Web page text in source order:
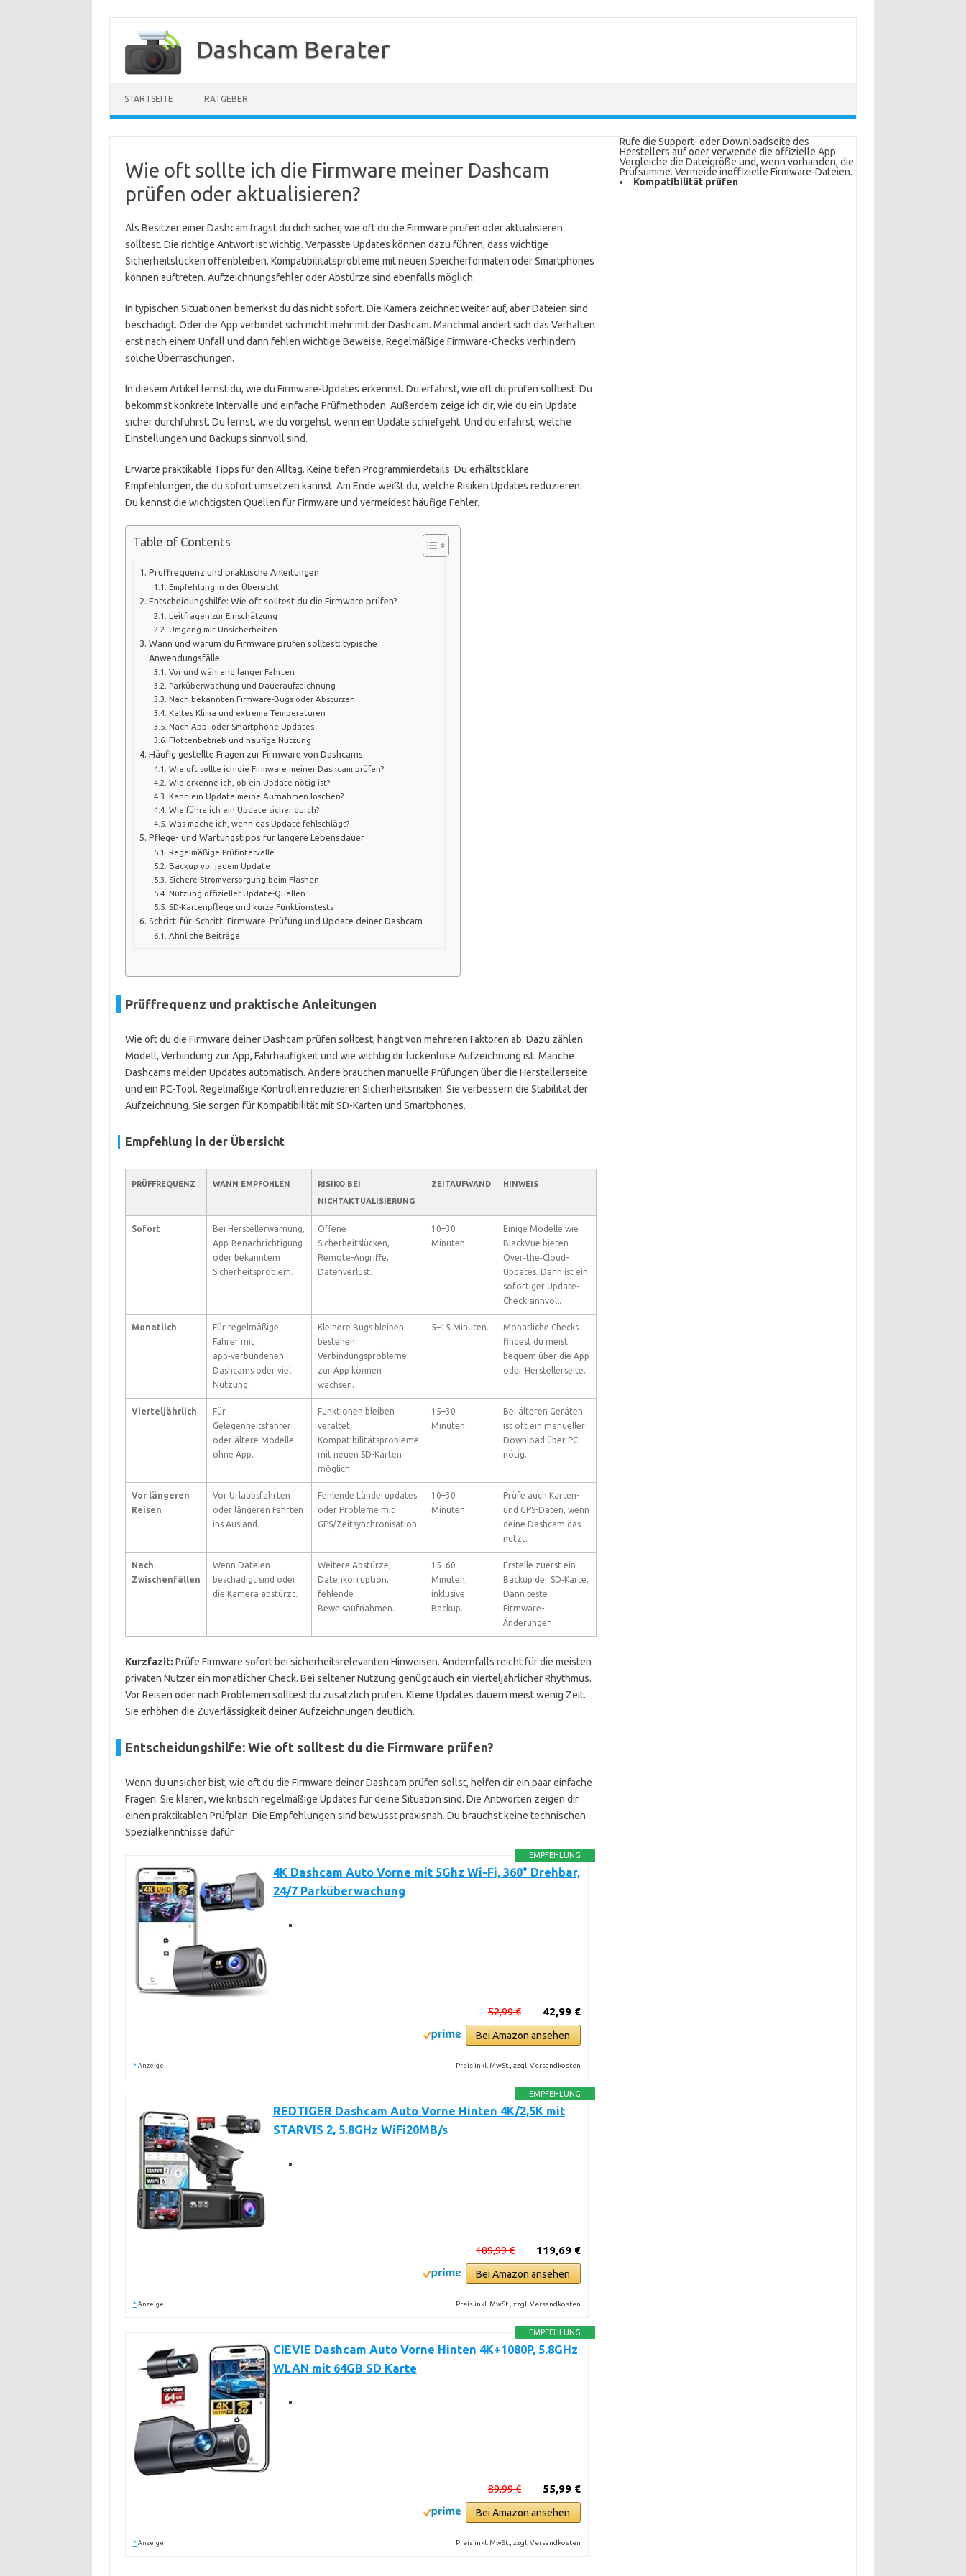
springen
Dashcam Berater
STARTSEITE RATGEBER
Wie oft sollte ich die Firmware meiner Dashcam
prüfen oder aktualisieren?
Als Besitzer einer Dashcam fragst du dich sicher, wie oft du die Firmware prüfen oder aktualisieren
solltest. Die richtige Antwort ist wichtig. Verpasste Updates können dazu führen, dass wichtige
Sicherheitslücken offenbleiben. Kompatibilitätsprobleme mit neuen Speicherformaten oder Smartphones
können auftreten. Aufzeichnungsfehler oder Abstürze sind ebenfalls möglich.
In typischen Situationen bemerkst du das nicht sofort. Die Kamera zeichnet weiter auf, aber Dateien sind
beschädigt. Oder die App verbindet sich nicht mehr mit der Dashcam. Manchmal ändert sich das Verhalten
erst nach einem Unfall und dann fehlen wichtige Beweise. Regelmäßige Firmware-Checks verhindern
solche Überraschungen.
In diesem Artikel lernst du, wie du Firmware-Updates erkennst. Du erfährst, wie oft du prüfen solltest. Du
bekommst konkrete Intervalle und einfache Prüfmethoden. Außerdem zeige ich dir, wie du ein Update
sicher durchführst. Du lernst, wie du vorgehst, wenn ein Update schiefgeht. Und du erfährst, welche
Einstellungen und Backups sinnvoll sind.
Erwarte praktikable Tipps für den Alltag. Keine tiefen Programmierdetails. Du erhältst klare
Empfehlungen, die du sofort umsetzen kannst. Am Ende weißt du, welche Risiken Updates reduzieren.
Du kennst die wichtigsten Quellen für Firmware und vermeidest häufige Fehler.
Table of Contents
Prüffrequenz und praktische Anleitungen
Empfehlung in der Übersicht
Entscheidungshilfe: Wie oft solltest du die Firmware prüfen?
Leitfragen zur Einschätzung
Umgang mit Unsicherheiten
Wann und warum du Firmware prüfen solltest: typische
Anwendungsfälle
Vor und während langer Fahrten
Parküberwachung und Daueraufzeichnung
Nach bekannten Firmware-Bugs oder Abstürzen
Kaltes Klima und extreme Temperaturen
Nach App- oder Smartphone-Updates
Flottenbetrieb und häufige Nutzung
Häufig gestellte Fragen zur Firmware von Dashcams
Wie oft sollte ich die Firmware meiner Dashcam prüfen?
Wie erkenne ich, ob ein Update nötig ist?
Kann ein Update meine Aufnahmen löschen?
Wie führe ich ein Update sicher durch?
Was mache ich, wenn das Update fehlschlägt?
Pflege- und Wartungstipps für längere Lebensdauer
Regelmäßige Prüfintervalle
Backup vor jedem Update
Sichere Stromversorgung beim Flashen
Nutzung offizieller Update-Quellen
SD-Kartenpflege und kurze Funktionstests
Schritt-für-Schritt: Firmware-Prüfung und Update deiner Dashcam
Ähnliche Beiträge:
Prüffrequenz und praktische Anleitungen
Wie oft du die Firmware deiner Dashcam prüfen solltest, hängt von mehreren Faktoren ab. Dazu zählen
Modell, Verbindung zur App, Fahrhäufigkeit und wie wichtig dir lückenlose Aufzeichnung ist. Manche
Dashcams melden Updates automatisch. Andere brauchen manuelle Prüfungen über die Herstellerseite
und ein PC-Tool. Regelmäßige Kontrollen reduzieren Sicherheitsrisiken. Sie verbessern die Stabilität der
Aufzeichnung. Sie sorgen für Kompatibilität mit SD-Karten und Smartphones.
Empfehlung in der Übersicht
PRÜFFREQUENZ WANN EMPFOHLEN
RISIKO BEI
NICHTAKTUALISIERUNG
ZEITAUFWAND HINWEIS
Sofort
Bei Herstellerwarnung,
App-Benachrichtigung
oder bekanntem
Sicherheitsproblem.
Offene
Sicherheitslücken,
Remote-Angriffe,
Datenverlust.
10–30
Minuten.
Einige Modelle wie
BlackVue bieten
Over‑the‑Cloud-
Updates. Dann ist ein
sofortiger Update-
Check sinnvoll.
Monatlich
Für regelmäßige
Fahrer mit
app‑verbundenen
Dashcams oder viel
Nutzung.
Kleinere Bugs bleiben
bestehen.
Verbindungsprobleme
zur App können
wachsen.
5–15 Minuten.
Monatliche Checks
findest du meist
bequem über die App
oder Herstellerseite.
Vierteljährlich
Für
Gelegenheitsfahrer
oder ältere Modelle
ohne App.
Funktionen bleiben
veraltet.
Kompatibilitätsprobleme
mit neuen SD-Karten
möglich.
15–30
Minuten.
Bei älteren Geräten
ist oft ein manueller
Download über PC
nötig.
Vor längeren
Reisen
Vor Urlaubsfahrten
oder längeren Fahrten
ins Ausland.
Fehlende Länderupdates
oder Probleme mit
GPS/Zeitsynchronisation.
10–30
Minuten.
Prüfe auch Karten-
und GPS-Daten, wenn
deine Dashcam das
nutzt.
Nach
Zwischenfällen
Wenn Dateien
beschädigt sind oder
die Kamera abstürzt.
Weitere Abstürze,
Datenkorruption,
fehlende
Beweisaufnahmen.
15–60
Minuten,
inklusive
Backup.
Erstelle zuerst ein
Backup der SD‑Karte.
Dann teste
Firmware-
Änderungen.
Kurzfazit: Prüfe Firmware sofort bei sicherheitsrelevanten Hinweisen. Andernfalls reicht für die meisten
privaten Nutzer ein monatlicher Check. Bei seltener Nutzung genügt auch ein vierteljährlicher Rhythmus.
Vor Reisen oder nach Problemen solltest du zusätzlich prüfen. Kleine Updates dauern meist wenig Zeit.
Sie erhöhen die Zuverlässigkeit deiner Aufzeichnungen deutlich.
Entscheidungshilfe: Wie oft solltest du die Firmware prüfen?
Wenn du unsicher bist, wie oft du die Firmware deiner Dashcam prüfen sollst, helfen dir ein paar einfache
Fragen. Sie klären, wie kritisch regelmäßige Updates für deine Situation sind. Die Antworten zeigen dir
einen praktikablen Prüfplan. Die Empfehlungen sind bewusst praxisnah. Du brauchst keine technischen
Spezialkenntnisse dafür.
EMPFEHLUNG
4K Dashcam Auto Vorne mit 5Ghz Wi-Fi, 360° Drehbar,
24/7 Parküberwachung
42,99 €
52,99 €
Bei Amazon ansehen
* Anzeige Preis inkl. MwSt., zzgl. Versandkosten
EMPFEHLUNG
REDTIGER Dashcam Auto Vorne Hinten 4K/2,5K mit
STARVIS 2, 5.8GHz WiFi20MB/s
119,69 €
189,99 €
Bei Amazon ansehen
* Anzeige Preis inkl. MwSt., zzgl. Versandkosten
EMPFEHLUNG
CIEVIE Dashcam Auto Vorne Hinten 4K+1080P, 5.8GHz
WLAN mit 64GB SD Karte
55,99 €
89,99 €
Bei Amazon ansehen
* Anzeige Preis inkl. MwSt., zzgl. Versandkosten
Rufe die Support- oder Downloadseite des
Herstellers auf oder verwende die offizielle App.
Vergleiche die Dateigröße und, wenn vorhanden, die
Prüfsumme. Vermeide inoffizielle Firmware-Dateien.
Kompatibilität prüfen